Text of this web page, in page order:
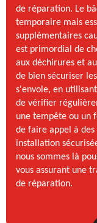
de réparation. Le
temporaire mais
supplémentaires
est primordial de
aux déchirures et
de bien sécuriser
s'envole, en
de vérifier
une tempête ou un
de faire appel à
installation
nous sommes là
vous assurant une
de réparation.